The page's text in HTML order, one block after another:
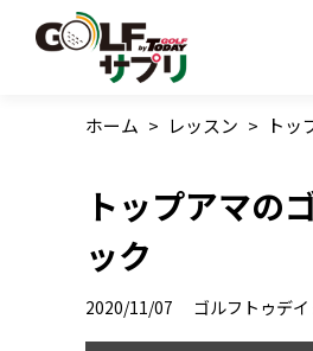
ホーム > レッスン > トッ
トップアマの
ック
2020/11/07 ゴルフトゥデ